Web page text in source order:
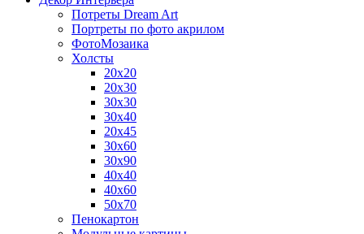
Потреты Dream Art
Портреты по фото акрилом
ФотоМозаика
Холсты
20х20
20х30
30х30
30х40
20х45
30х60
30х90
40х40
40х60
50х70
Пенокартон